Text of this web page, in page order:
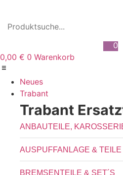
wechseln
0
0,00 € 0 Warenkorb
Neues
Trabant
Trabant
ANBAUTEILE,
AUSPUFFANLAGE & TEILE
BREMSENTEILE & SET´S